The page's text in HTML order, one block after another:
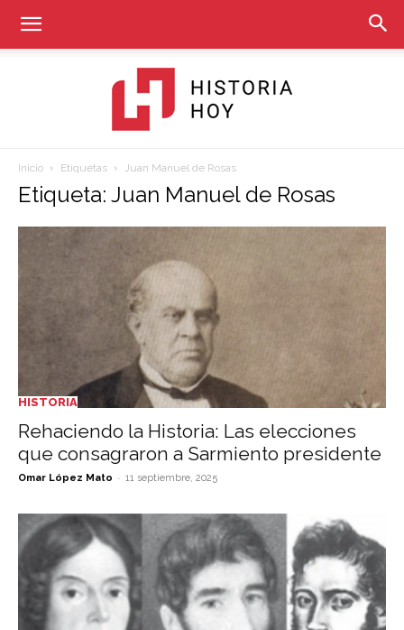
Historia
Inicio Etiquetas Juan Manuel de Rosas
Etiqueta: Juan Manuel de Rosas
HISTORIA
Rehaciendo la Historia: Las elecciones
que consagraron a Sarmiento presidente
Omar López Mato - 11 septiembre, 2025